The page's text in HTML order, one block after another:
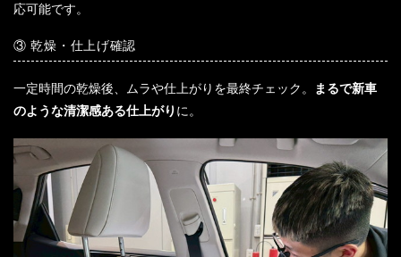
応可能です。
③ 乾燥・仕上げ確認
一定時間の乾燥後、ムラや仕上がりを最終チェック。
まるで新車
のような清潔感ある仕上がり に。